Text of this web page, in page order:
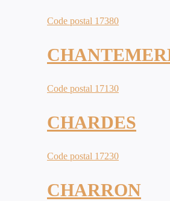
Code postal 17380
Code postal 17130
CHARDES
Code postal 17230
CHARRON